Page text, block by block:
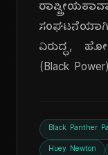
ವಿರುದ್ಧ,
(Black
Black Panther
Huey Newton